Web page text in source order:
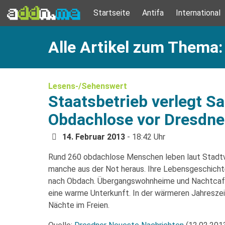
Startseite Antifa International
Alle Artikel zum
Lesens-/Sehenswert
Staatsbetrieb verlegt
Obdachlose vor
14. Februar 2013 - 18:42 Uhr
Rund 260 obdachlose Menschen leben laut
manche aus der Not heraus. Ihre
nach Obdach. Übergangswohnheime und
eine warme Unterkunft. In der wärmeren
Nächte im Freien.